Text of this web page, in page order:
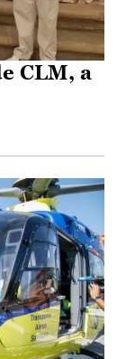
CLM, a